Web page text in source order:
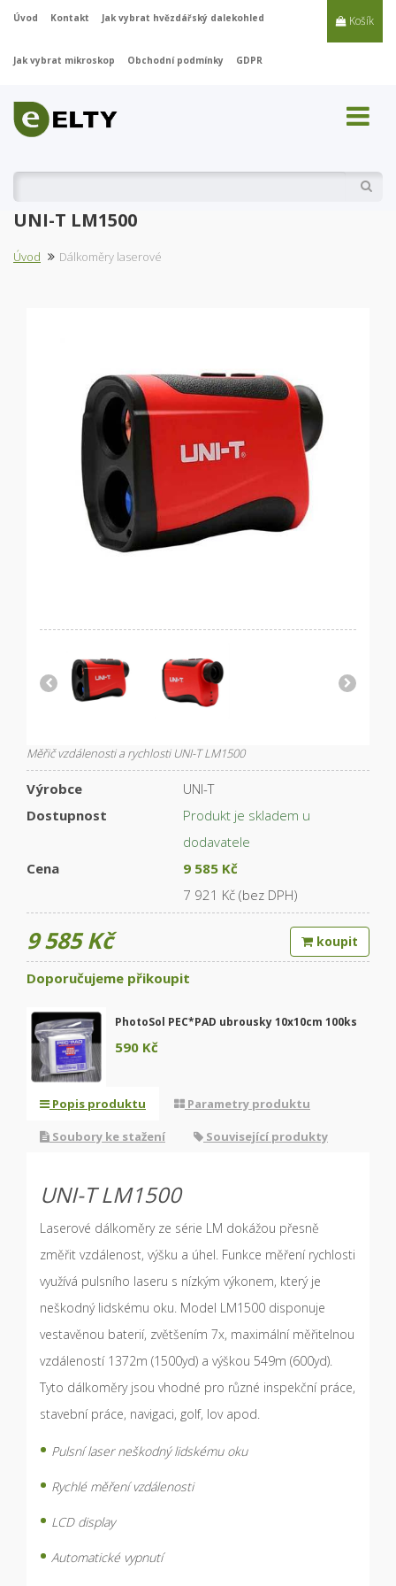
Košík
Úvod Kontakt Jak vybrat hvězdářský dalekohled
Jak vybrat mikroskop Obchodní podmínky GDPR
UNI-T LM1500
Úvod Dálkoměry laserové
Měřič vzdálenosti a rychlosti UNI-T LM1500
Výrobce
UNI-T
Dostupnost
Produkt je skladem u
dodavatele
Cena
9 585 Kč
7 921 Kč (bez DPH)
9 585 Kč koupit
Doporučujeme přikoupit
PhotoSol PEC*PAD ubrousky 10x10cm 100ks
590 Kč
Popis produktu Parametry produktu
Soubory ke stažení Související produkty
UNI-T LM1500
Laserové dálkoměry ze série LM dokážou přesně
změřit vzdálenost, výšku a úhel. Funkce měření rychlosti
využívá pulsního laseru s nízkým výkonem, který je
neškodný lidskému oku. Model LM1500 disponuje
vestavěnou baterií, zvětšením 7x, maximální měřitelnou
vzdáleností 1372m (1500yd) a výškou 549m (600yd).
Tyto dálkoměry jsou vhodné pro různé inspekční práce,
stavební práce, navigaci, golf, lov apod.
Pulsní laser neškodný lidskému oku
Rychlé měření vzdálenosti
LCD display
Automatické vypnutí